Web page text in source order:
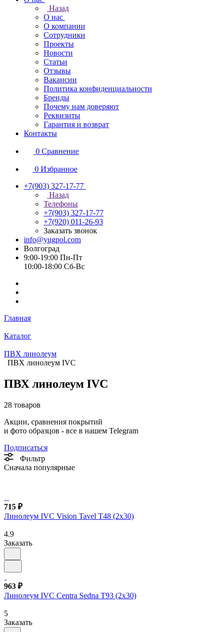
Назад
О нас
О компании
Сотрудники
Проекты
Новости
Статьи
Отзывы
Вакансии
Политика конфиденциальности
Бренды
Почему нам доверяют
Реквизиты
Гарантия и возврат
Контакты
0 Сравнение
0 Избранное
+7(903) 327-17-77
Назад
Телефоны
+7(903) 327-17-77
+7(920) 011-26-93
Заказать звонок
info@yugpol.com
Волгоград
9:00-19:00 Пн-Пт
10:00-18:00 Cб-Вс
Главная
Каталог
ПВХ линолеум
ПВХ линолеум IVC
ПВХ линолеум IVC
28 товаров
Акции, сравнения покрытий
и фото образцов - все в нашем Telegram
Подписаться
Фильтр
Сначала популярные
715 ₽
Линолеум IVC Vision Tavel T48 (2х30)
4.9
Заказать
963 ₽
Линолеум IVC Centra Sedna T93 (2х30)
5
Заказать